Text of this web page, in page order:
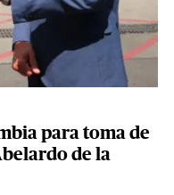
para toma de
de la